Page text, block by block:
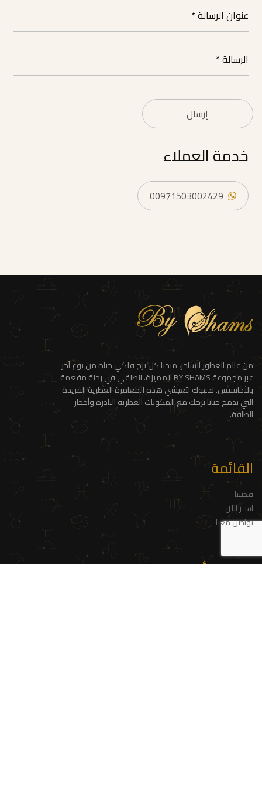
إرسال
خدمة العملاء
00971503002429
من عالم العطور الساحر، منحنا كل برج فلكي حياة من نوع آخر
عبر مجموعة BY SHAMS المميزة. انطلقي في رحلة مفعمة
بالأحاسيس. ندعوك لتعيشي هذه المغامرة العطرية الفريدة
التي تدمج خبايا برجك مع المكونات العطرية النادرة وأحجار
الطاقة.
القائمة
قصتنا
اشتر الآن
تواصل معنا
اكتشف أكثر